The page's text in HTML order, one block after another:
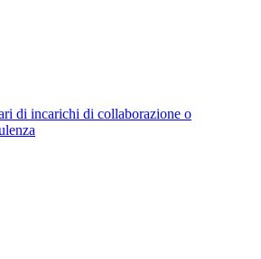
di incarichi di collaborazione o